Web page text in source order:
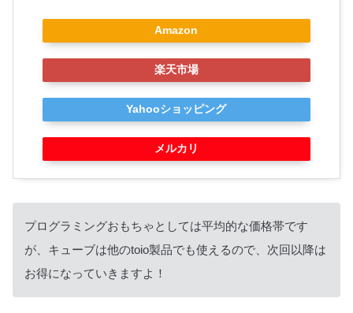
Amazon
楽天市場
Yahooショッピング
メルカリ
プログラミングおもちゃとしては平均的な価格帯です
が、キューブは他のtoio製品でも使えるので、次回以降は
お得になっていきますよ！